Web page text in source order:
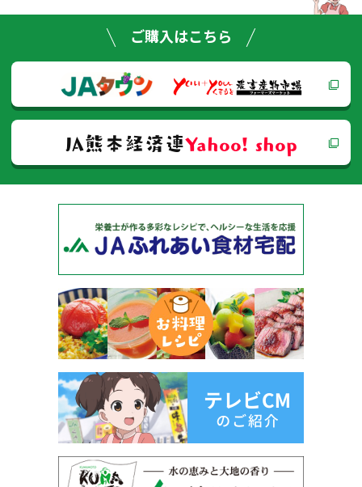
ゲー
ショ
ン
ご購入はこちら
JA熊本経済連Yahoo! shop